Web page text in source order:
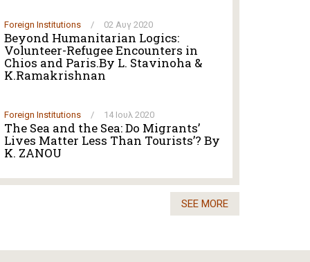
Foreign Institutions / 02 Αυγ 2020
Beyond Humanitarian Logics:
Volunteer-Refugee Encounters in
Chios and Paris.By L. Stavinoha &
K.Ramakrishnan
Foreign Institutions / 14 Ιουλ 2020
The Sea and the Sea: Do Migrants’
Lives Matter Less Than Tourists’? By
K. ZANOU
SEE MORE